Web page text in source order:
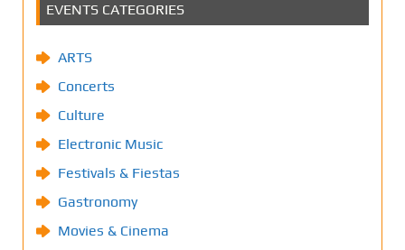
EVENTS CATEGORIES
ARTS
Concerts
Culture
Electronic Music
Festivals & Fiestas
Gastronomy
Movies & Cinema